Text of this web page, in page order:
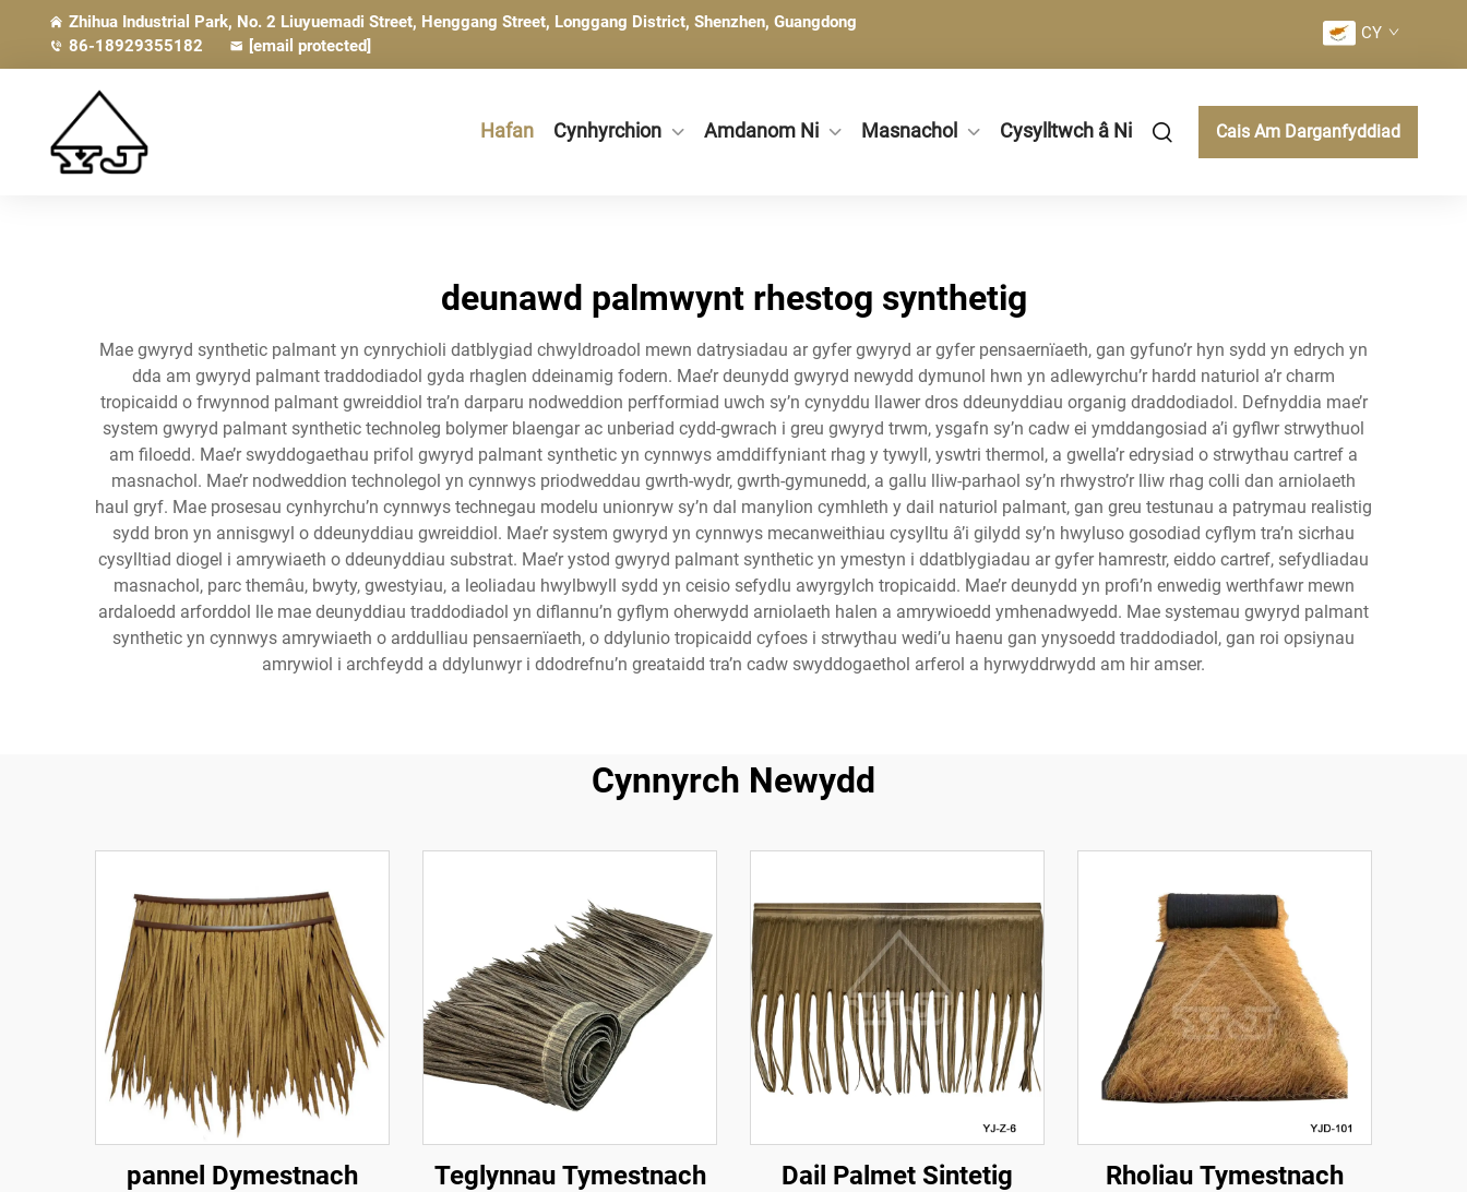
Zhihua Industrial Park, No. 2 Liuyuemadi Street, Henggang Street, Longgang District, Shenzhen, Guangdong
86-18929355182
[email protected]
CY
Hafan Cynhyrchion Amdanom Ni Masnachol Cysylltwch â Ni Cais Am Darganfyddiad
deunawd palmwynt rhestog synthetig
Mae gwyryd synthetic palmant yn cynrychioli datblygiad chwyldroadol mewn datrysiadau ar gyfer gwyryd ar gyfer pensaernïaeth, gan gyfuno’r hyn sydd yn edrych yn
dda am gwyryd palmant traddodiadol gyda rhaglen ddeinamig fodern. Mae’r deunydd gwyryd newydd dymunol hwn yn adlewyrchu’r hardd naturiol a’r charm
tropicaidd o frwynnod palmant gwreiddiol tra’n darparu nodweddion perfformiad uwch sy’n cynyddu llawer dros ddeunyddiau organig draddodiadol. Defnyddia mae’r
system gwyryd palmant synthetic technoleg bolymer blaengar ac unberiad cydd-gwrach i greu gwyryd trwm, ysgafn sy’n cadw ei ymddangosiad a’i gyflwr strwythuol
am filoedd. Mae’r swyddogaethau prifol gwyryd palmant synthetic yn cynnwys amddiffyniant rhag y tywyll, yswtri thermol, a gwella’r edrysiad o strwythau cartref a
masnachol. Mae’r nodweddion technolegol yn cynnwys priodweddau gwrth-wydr, gwrth-gymunedd, a gallu lliw-parhaol sy’n rhwystro’r lliw rhag colli dan arniolaeth
haul gryf. Mae prosesau cynhyrchu’n cynnwys technegau modelu unionryw sy’n dal manylion cymhleth y dail naturiol palmant, gan greu testunau a patrymau realistig
sydd bron yn annisgwyl o ddeunyddiau gwreiddiol. Mae’r system gwyryd yn cynnwys mecanweithiau cysylltu â’i gilydd sy’n hwyluso gosodiad cyflym tra’n sicrhau
cysylltiad diogel i amrywiaeth o ddeunyddiau substrat. Mae’r ystod gwyryd palmant synthetic yn ymestyn i ddatblygiadau ar gyfer hamrestr, eiddo cartref, sefydliadau
masnachol, parc themâu, bwyty, gwestyiau, a leoliadau hwylbwyll sydd yn ceisio sefydlu awyrgylch tropicaidd. Mae’r deunydd yn profi’n enwedig werthfawr mewn
ardaloedd arforddol lle mae deunyddiau traddodiadol yn diflannu’n gyflym oherwydd arniolaeth halen a amrywioedd ymhenadwyedd. Mae systemau gwyryd palmant
synthetic yn cynnwys amrywiaeth o arddulliau pensaernïaeth, o ddylunio tropicaidd cyfoes i strwythau wedi’u haenu gan ynysoedd traddodiadol, gan roi opsiynau
amrywiol i archfeydd a ddylunwyr i ddodrefnu’n greataidd tra’n cadw swyddogaethol arferol a hyrwyddrwydd am hir amser.
Cynnyrch Newydd
pannel Dymestnach
Teglynnau Tymestnach
Dail Palmet Sintetig
Rholiau Tymestnach